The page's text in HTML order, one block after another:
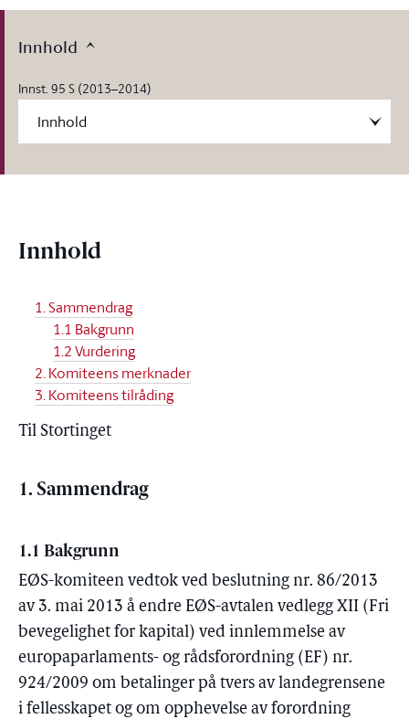
Innhold
Innst. 95 S (2013–2014)
Innhold
1. Sammendrag
1.1 Bakgrunn
1.2 Vurdering
2. Komiteens merknader
3. Komiteens tilråding
Til Stortinget
1. Sammendrag
1.1 Bakgrunn
EØS-komiteen vedtok ved beslutning nr. 86/2013
av 3. mai 2013 å endre EØS-avtalen vedlegg XII (Fri
bevegelighet for kapital) ved innlemmelse av
europaparlaments- og rådsforordning (EF) nr.
924/2009 om betalinger på tvers av landegrensene
i fellesskapet og om opphevelse av forordning